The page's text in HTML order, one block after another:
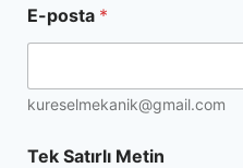
M
e
i
n
E-posta *
kureselmekanik@gmail.com
Tek Satırlı Metin